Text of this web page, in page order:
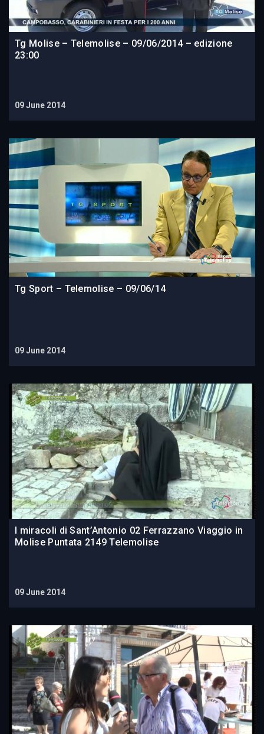
Tg Molise – Telemolise – 09/06/2014 – edizione
23:00
09 June 2014
Tg Sport – Telemolise – 09/06/14
09 June 2014
I miracoli di Sant’Antonio 02 Ferrazzano Viaggio in
Molise Puntata 2149 Telemolise
09 June 2014